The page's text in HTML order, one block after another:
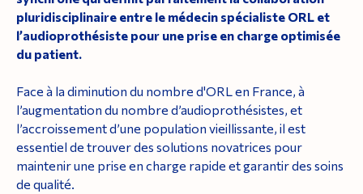
pluridisciplinaire entre le médecin spécialiste ORL et
l’audioprothésiste pour une prise en charge optimisée
du patient.
Face à la diminution du nombre d'ORL en France, à
l’augmentation du nombre d’audioprothésistes, et
l’accroissement d’une population vieillissante, il est
essentiel de trouver des solutions novatrices pour
maintenir une prise en charge rapide et garantir des soins
de qualité.